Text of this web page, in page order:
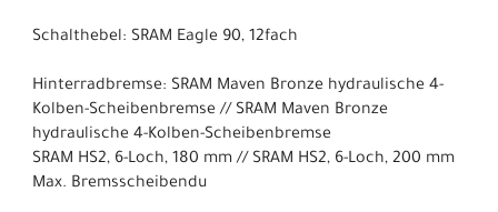
Schalthebel: SRAM Eagle 90, 12fach
Hinterradbremse: SRAM Maven Bronze hydraulische 4-
Kolben-Scheibenbremse // SRAM Maven Bronze
hydraulische 4-Kolben-Scheibenbremse
SRAM HS2, 6-Loch, 180 mm // SRAM HS2, 6-Loch, 200 mm
Max. Bremsscheibendu